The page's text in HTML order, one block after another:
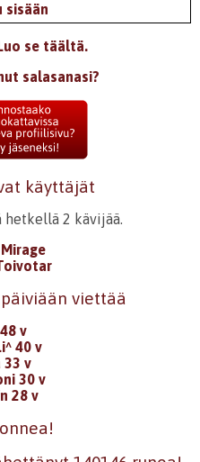
sisään
se täältä.
salasanasi?
käyttäjät
2 kävijää.
Mirage
viettää
v
40 v
33 v
30 v
28 v